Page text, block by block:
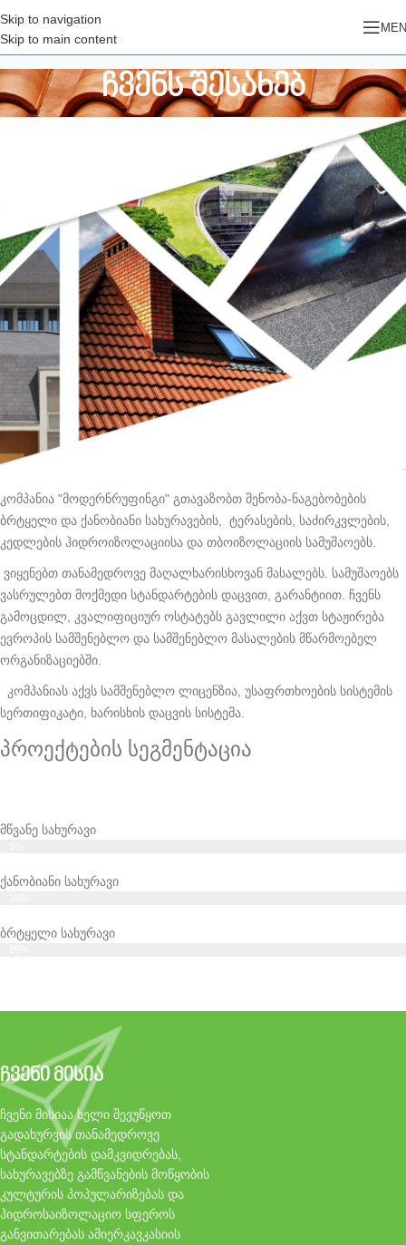
Skip to navigation
Skip to main content
ჩვენს შესახებ
კომპანია "მოდერნრუფინგი" გთავაზობთ შენობა-ნაგებობების
ბრტყელი და ქანობიანი სახურავების, ტერასების, საძირკვლების,
კედლების ჰიდროიზოლაციისა და თბოიზოლაციის სამუშაოებს.
ვიყენებთ თანამედროვე მაღალხარისხოვან მასალებს. სამუშაოებს
ვასრულებთ მოქმედი სტანდარტების დაცვით, გარანტიით. ჩვენს
გამოცდილ, კვალიფიციურ ოსტატებს გავლილი აქვთ სტაჟირება
ევროპის სამშენებლო და სამშენებლო მასალების მწარმოებელ
ორგანიზაციებში.
კომპანიას აქვს სამშენებლო ლიცენზია, უსაფრთხოების სისტემის
სერთიფიკატი, ხარისხის დაცვის სისტემა.
პროექტების სეგმენტაცია
მწვანე სახურავი
ქანობიანი სახურავი
ბრტყელი სახურავი
ჩვენი მისია
ჩვენი მისიაა ხელი შევუწყოთ
გადახურვის თანამედროვე
სტანდარტების დამკვიდრებას,
სახურავებზე გამწვანების მოწყობის
კულტურის პოპულარიზებას და
ჰიდროსაიზოლაციო სფეროს
განვითარებას ამიერკავკასიის